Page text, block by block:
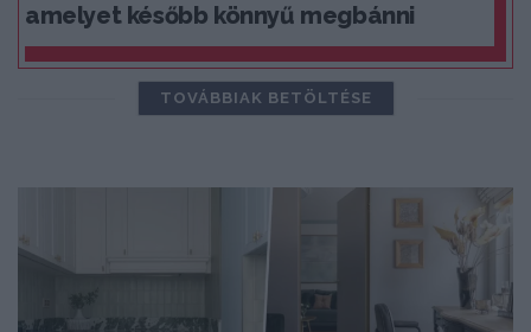
amelyet később könnyű megbánni
TOVÁBBIAK BETÖLTÉSE